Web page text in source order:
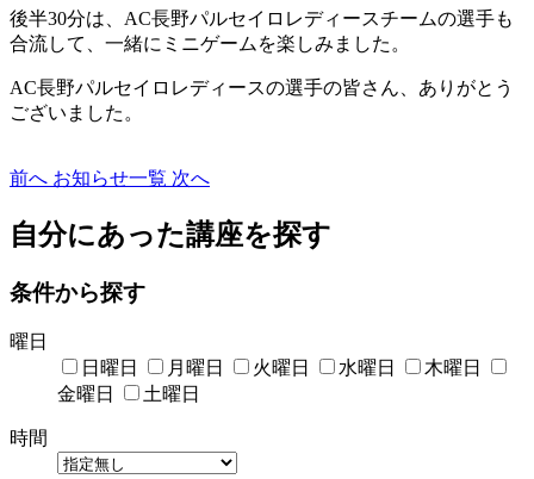
後半30分は、AC長野パルセイロレディースチームの選手も
合流して、一緒にミニゲームを楽しみました。
AC長野パルセイロレディースの選手の皆さん、ありがとう
ございました。
前へ お知らせ一覧 次へ
自分にあった講座を探す
条件から探す
曜日
日曜日
月曜日 火曜日 水曜日
木曜日
金曜日
土曜日
時間